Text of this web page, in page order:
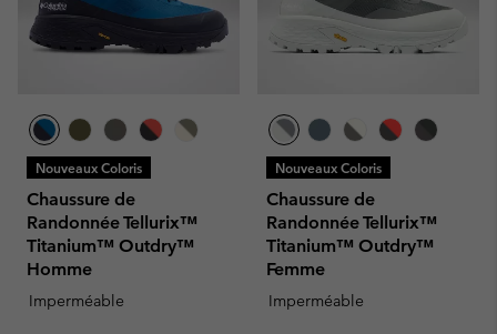
Nouveaux Coloris
Chaussure de
Randonnée Tellurix™
Titanium™ Outdry™
Homme
Imperméable
Nouveaux Coloris
Chaussure de
Randonnée Tellurix™
Titanium™ Outdry™
Femme
Imperméable